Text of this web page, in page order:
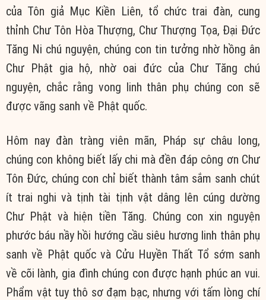
của Tôn giả Mục Kiền Liên, tổ chức trai đàn, cung
thỉnh Chư Tôn Hòa Thượng, Chư Thượng Tọa, Đại Đức
Tăng Ni chú nguyện, chúng con tin tưởng nhờ hồng ân
Chư Phật gia hộ, nhờ oai đức của Chư Tăng chú
nguyện, chắc rằng vong linh thân phụ chúng con sẽ
được vãng sanh về Phật quốc.
Hôm nay đàn tràng viên mãn, Pháp sự châu long,
chúng con không biết lấy chi mà đền đáp công ơn Chư
Tôn Đức, chúng con chỉ biết thành tâm sắm sanh chút
ít trai nghi và tịnh tài tịnh vật dâng lên cúng dường
Chư Phật và hiện tiền Tăng. Chúng con xin nguyện
phước báu nầy hồi hướng cầu siêu hương linh thân phụ
sanh về Phật quốc và Cửu Huyền Thất Tổ sớm sanh
về cõi lành, gia đình chúng con được hạnh phúc an vui.
Phẩm vật tuy thô sơ đạm bạc, nhưng với tấm lòng chí